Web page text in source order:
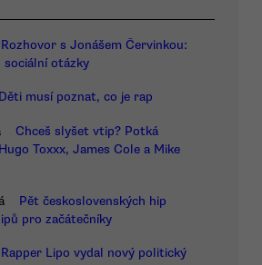
Rozhovor s Jonášem Červinkou:
sociální otázky
Děti musí poznat, co je rap
Chceš slyšet vtip? Potká
Toxxx, James Cole a Mike
Pět československých hip
pro začátečníky
Rapper Lipo vydal nový politický